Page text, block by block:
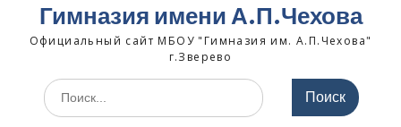
Гимназия имени А.П.Чехова
Официальный сайт МБОУ "Гимназия им. А.П.Чехова"
г.Зверево
Search
for: